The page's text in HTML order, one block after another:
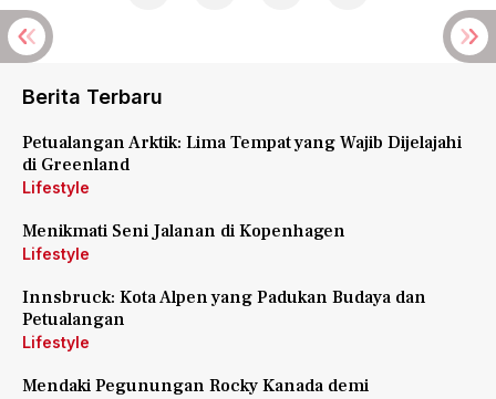
Berita Terbaru
Petualangan Arktik: Lima Tempat yang Wajib Dijelajahi
di Greenland
Lifestyle
Menikmati Seni Jalanan di Kopenhagen
Lifestyle
Innsbruck: Kota Alpen yang Padukan Budaya dan
Petualangan
Lifestyle
Mendaki Pegunungan Rocky Kanada demi